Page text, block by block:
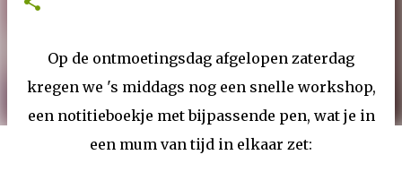
Op de ontmoetingsdag afgelopen zaterdag
kregen we 's middags nog een snelle workshop,
een notitieboekje met bijpassende pen, wat je in
een mum van tijd in elkaar zet: